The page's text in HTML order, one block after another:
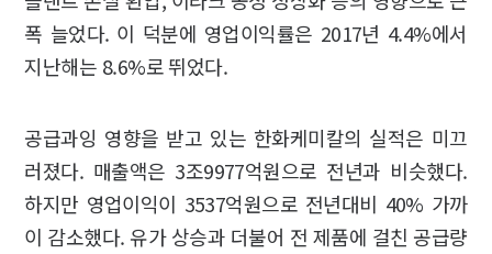
폭 늘었다. 이 덕분에 영업이익률은 2017년 4.4%에서
지난해는 8.6%로 뛰었다.
공급과잉 영향을 받고 있는 한화케미칼의 실적은 미끄
러졌다. 매출액은 3조9977억원으로 전년과 비슷했다.
하지만 영업이익이 3537억원으로 전년대비 40% 가까
이 감소했다. 유가 상승과 더불어 전 제품에 걸친 공급량